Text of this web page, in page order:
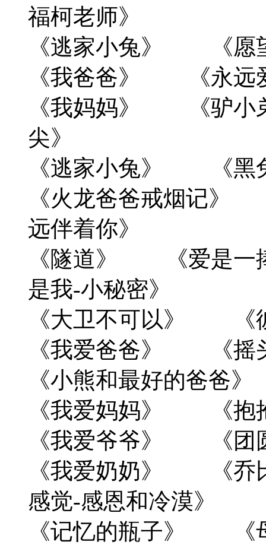
福柯老师》
《逃家小兔》 《
《我爸爸》 《永
《我妈妈》 《驴小
尖》
《逃家小兔》 《黑
《火龙爸爸戒烟记
远伴着你》
《隧道》 《爱是一
是我-小秘密》
《大卫不可以》 《
《我爱爸爸》 《
《小熊和最好的爸爸》
《我爱妈妈》 《
《我爱爷爷》 《
《我爱奶奶》 《乔
感觉-感恩和冷漠》
《记忆的瓶子》 《